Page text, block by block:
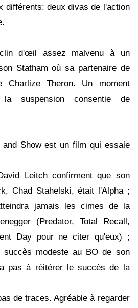
différents: deux divas de l'action
d'œil assez malvenu à un
Statham où sa partenaire de
Charlize Theron. Un moment
suspension consentie de
and Show est un film qui essaie
Leitch confirment que son
Chad Stahelski, était l'Alpha ;
jamais les cimes de la
(Predator, Total Recall,
Day pour ne citer qu'eux) ;
modeste au BO de son
pas à réitérer le succès de la
de traces. Agréable à regarder